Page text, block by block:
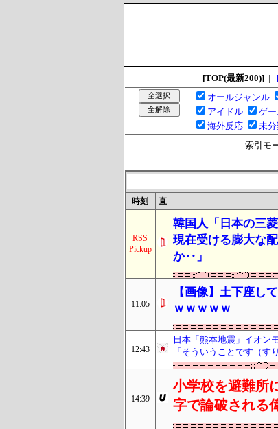
[TOP(最新200)] |
オールジャンル
アイドル
ゲー
海外反応
未分
索引モ
時刻 直
RSS
Pickup
韓国人「日本の三
現在受ける膨大な
か‥」
11:05
【画像】土下座し
ｗｗｗｗｗ
12:43
日本「熊本地震」イオン
「そういうことです（
14:39
小学校を避難所
字で論破され